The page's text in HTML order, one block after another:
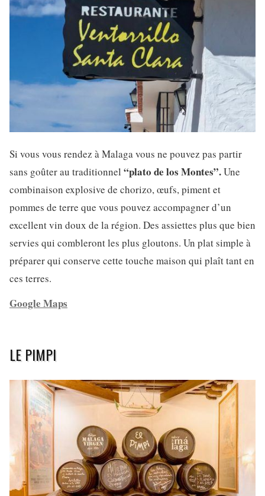
Si vous vous rendez à Malaga vous ne pouvez pas partir
sans goûter au traditionnel “plato de los Montes”.Une
combinaison explosive de chorizo, œufs, piment et
pommes de terre que vous pouvez accompagner d’un
excellent vin doux de la région. Des assiettes plus que bien
servies qui combleront les plus gloutons. Un plat simple à
préparer qui conserve cette touche maison qui plaît tant en
ces terres.
Google Maps
LE PIMPI